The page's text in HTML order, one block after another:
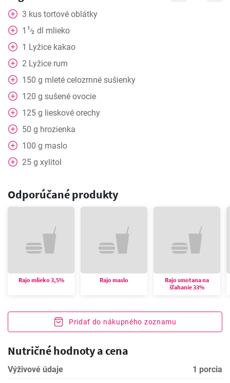
3 kus tortové oblátky
1 1⁄2 dl mlieko
1 Lyžice kakao
2 Lyžice rum
150 g mleté celozrnné sušienky
120 g sušené ovocie
125 g lieskové orechy
50 g hrozienka
100 g maslo
25 g xylitol
Odporúčané produkty
Rajo mlieko 3,5% Rajo maslo
Rajo smotana na
šľahanie 33%
Pridať do nákupného zoznamu
Nutričné hodnoty a cena
Výživové údaje
1 porcia